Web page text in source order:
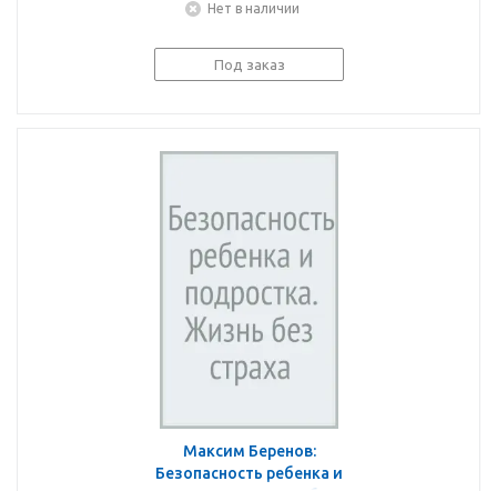
Нет в наличии
Под заказ
Максим Беренов:
Безопасность ребенка и